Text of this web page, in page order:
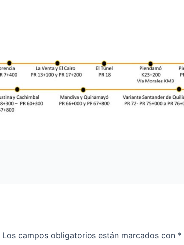
Los campos obligatorios están marcados con *